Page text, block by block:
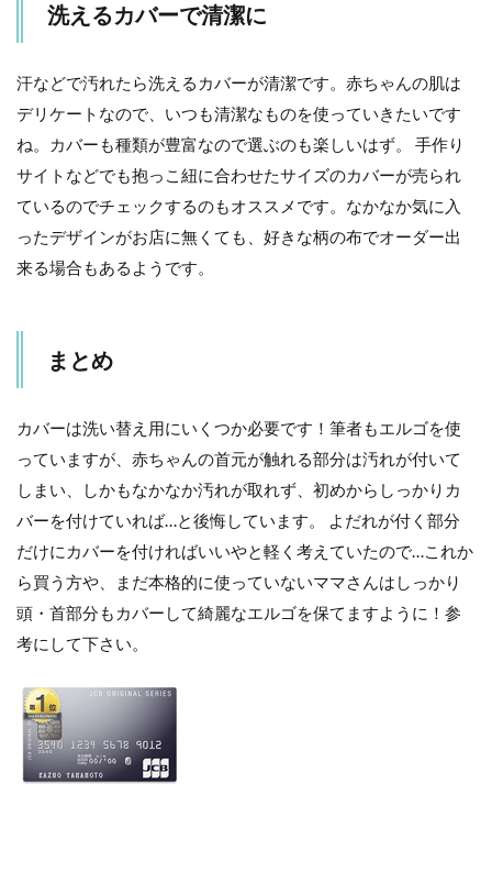
洗えるカバーで清潔に
汗などで汚れたら洗えるカバーが清潔です。赤ちゃんの肌は
デリケートなので、いつも清潔なものを使っていきたいです
ね。カバーも種類が豊富なので選ぶのも楽しいはず。 手作り
サイトなどでも抱っこ紐に合わせたサイズのカバーが売られ
ているのでチェックするのもオススメです。なかなか気に入
ったデザインがお店に無くても、好きな柄の布でオーダー出
来る場合もあるようです。
まとめ
カバーは洗い替え用にいくつか必要です！筆者もエルゴを使
っていますが、赤ちゃんの首元が触れる部分は汚れが付いて
しまい、しかもなかなか汚れが取れず、初めからしっかりカ
バーを付けていれば…と後悔しています。 よだれが付く部分
だけにカバーを付ければいいやと軽く考えていたので…これか
ら買う方や、まだ本格的に使っていないママさんはしっかり
頭・首部分もカバーして綺麗なエルゴを保てますように！参
考にして下さい。